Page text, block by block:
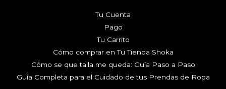
Tu Cuenta
Pago
Tu Carrito
Cómo comprar en Tu Tienda Shoka
Cómo se que talla me queda: Guía Paso a Paso
Guía Completa para el Cuidado de tus Prendas de Ropa